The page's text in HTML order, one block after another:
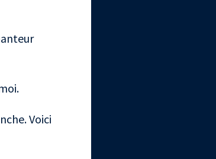
Voici